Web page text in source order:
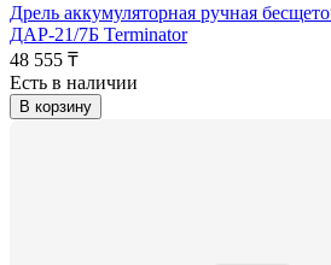
Дрель аккумуляторная ручная
ДАР-21/7Б Terminator
48 555 ₸
Есть в наличии
В корзину